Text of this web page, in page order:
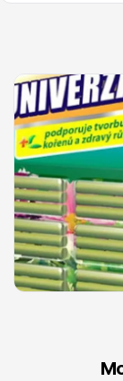
Bylinky do